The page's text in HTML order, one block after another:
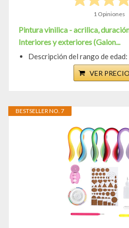
1 Opiniones
Pintura vinilica - acrilica,
Interiores y exteriores (Galon...
Descripción del rango de
VER
BESTSELLER NO. 7